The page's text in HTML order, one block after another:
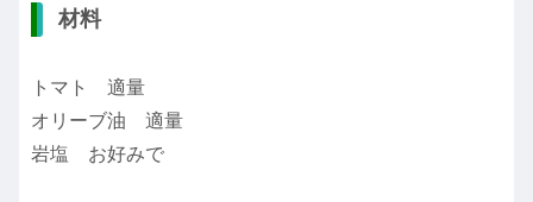
材料
トマト 適量
オリーブ油 適量
岩塩 お好みで